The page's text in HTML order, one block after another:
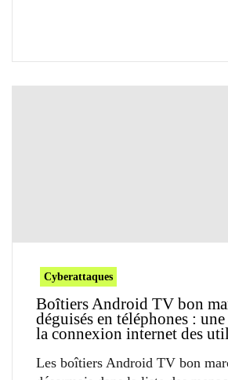
Cyberattaques
Boîtiers Android TV bon
déguisés en téléphones :
la connexion internet des
Les boîtiers Android TV bon